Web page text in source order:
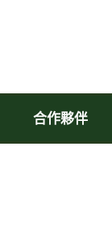
合作夥伴